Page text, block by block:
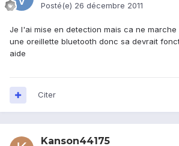
Posté(e) 26 décembre 2011
Je l'ai mise en detection mais ca ne
une oreillette bluetooth donc sa devrait
aide
Citer
Kanson44175